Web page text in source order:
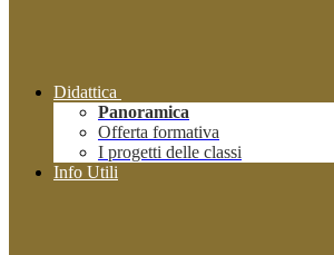
Didattica
Panoramica
Offerta formativa
I progetti delle classi
Info Utili